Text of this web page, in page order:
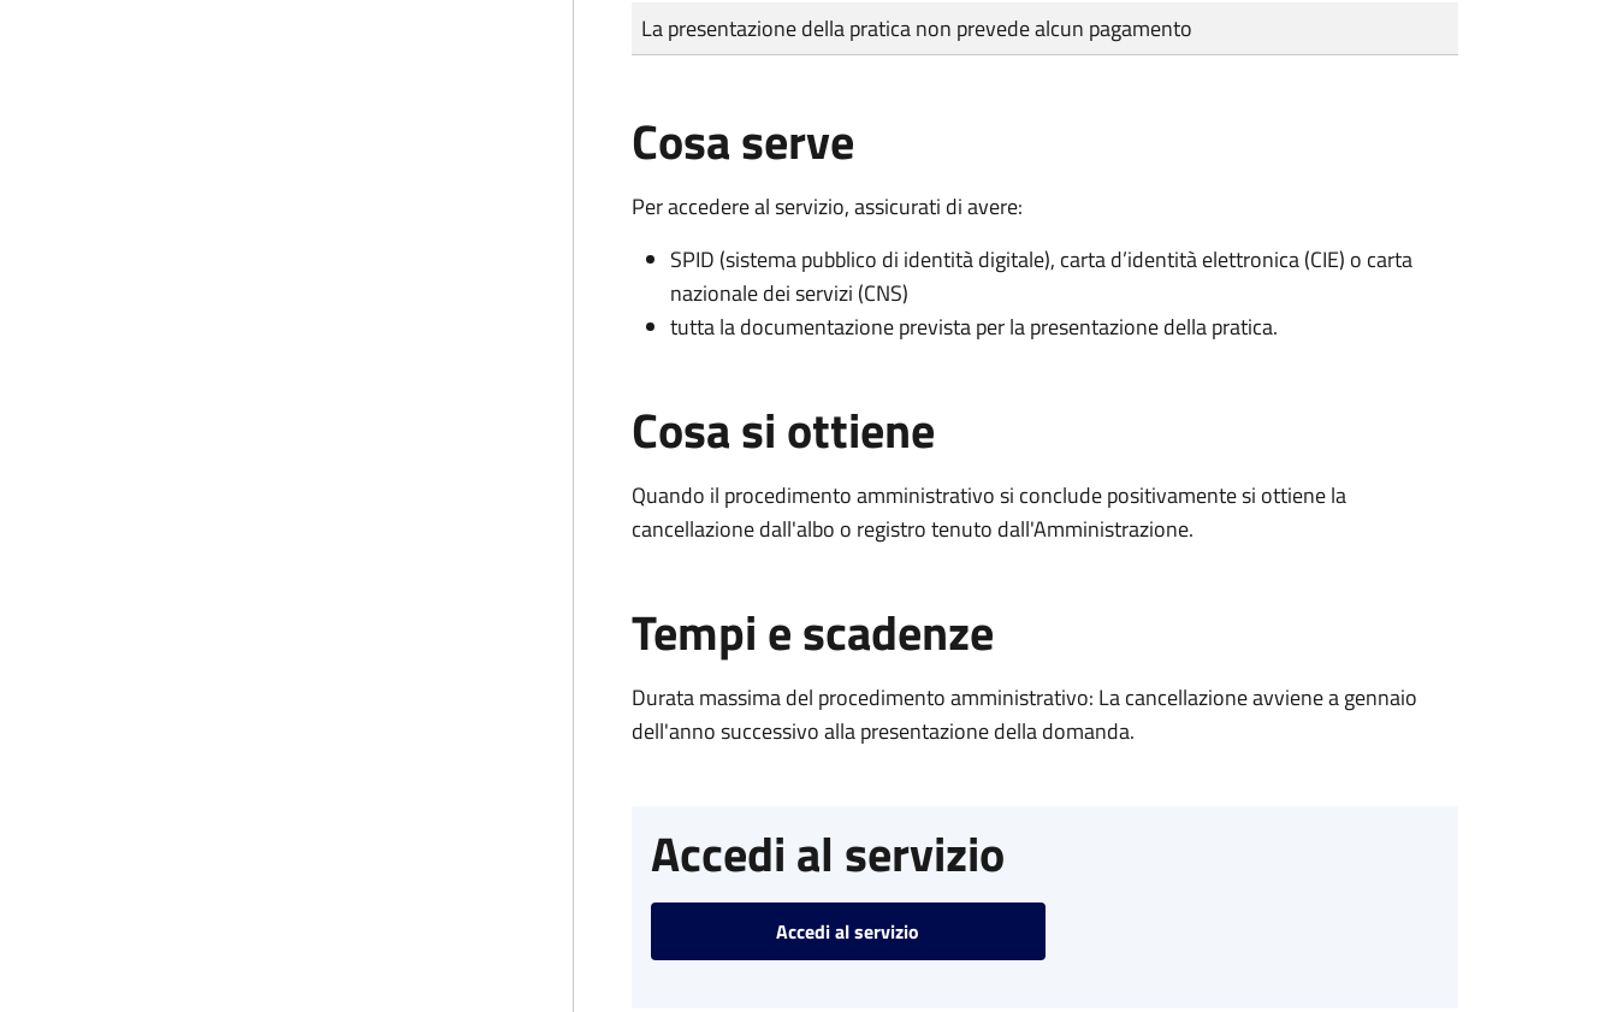
Tipo di pagamento
Importo
La presentazione della pratica non prevede alcun pagamento
Cosa serve
Per accedere al servizio, assicurati di avere:
SPID (sistema pubblico di identità digitale), carta d’identità elettronica (CIE) o carta
nazionale dei servizi (CNS)
tutta la documentazione prevista per la presentazione della pratica.
Cosa si ottiene
Quando il procedimento amministrativo si conclude positivamente si ottiene la
cancellazione dall'albo o registro tenuto dall'Amministrazione.
Tempi e scadenze
Durata massima del procedimento amministrativo: La cancellazione avviene a gennaio
dell'anno successivo alla presentazione della domanda.
Accedi al servizio
Accedi al servizio